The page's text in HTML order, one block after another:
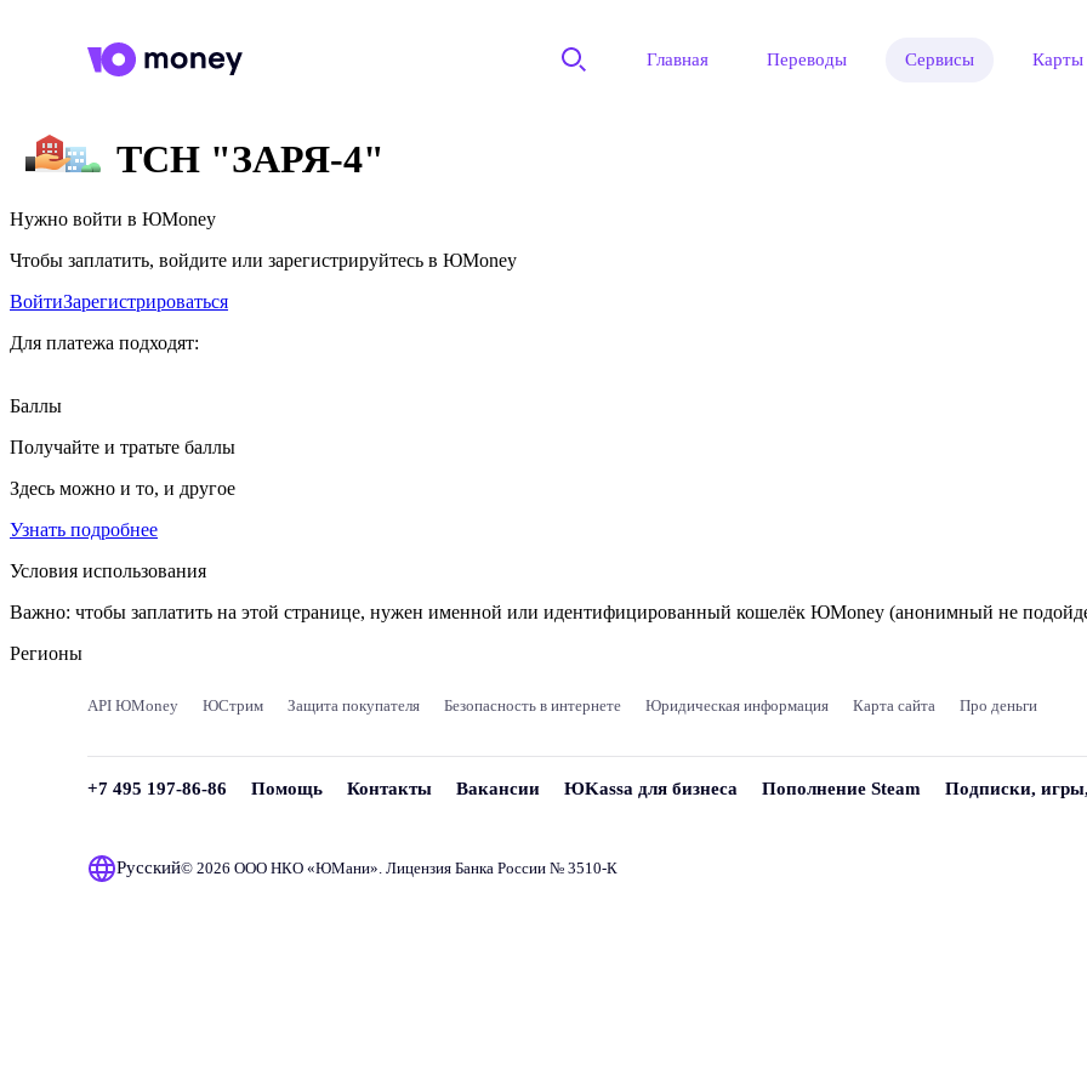
Главная Переводы Сервисы Карты
ТСН "ЗАРЯ-4"
Нужно войти в ЮMoney
Чтобы заплатить, войдите или зарегистрируйтесь в ЮMoney
ВойтиЗарегистрироваться
Для платежа подходят:
Баллы
Получайте и тратьте баллы
Здесь можно и то, и другое
Узнать подробнее
Условия использования
Важно: чтобы заплатить на этой странице, нужен именной или идентифицированный кошелёк ЮMoney (анонимный не
Регионы
API ЮMoney ЮСтрим Защита покупателя Безопасность в интернете Юридическая информация Карта сайта Про деньги
+7 495 197-86-86 Помощь Контакты Вакансии ЮKassa для бизнеса Пополнение Steam Подписки,
Русский© 2026 ООО НКО «ЮМани». Лицензия Банка России № 3510‑К